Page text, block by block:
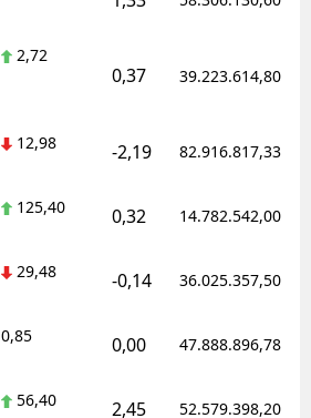
2,72
0,37 39.223.614,80
12,98 -2,19 82.916.817,33
125,40 0,32 14.782.542,00
29,48 -0,14 36.025.357,50
0,85 0,00 47.888.896,78
56,40 2,45 52.579.398,20